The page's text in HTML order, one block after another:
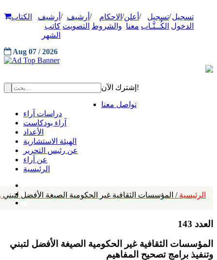
تسجيل
الدخول
/تسجيل
الكُــتَّـاب
/ أعلن
معنا
/ الاحكام
والشروط
/ أرشيف
التصويت
/ أرشيف
كاتب
الشهر
الكتاب
Aug 07 / 2026
إشترك الآن!
تواصل معنا
دراسات آراء
آراء بودكاست
الأعداد
الهيئة الاستشارية
عن رئيس التحرير
عن آراء
الرئيسية
الرئيسية / المؤسسات الثقافية غير الحكومية الصيغة الأفضل لتبني
العدد 143
المؤسسات الثقافية غير الحكومية الصيغة الأفضل لتبني
وتنفيذ برامج تصحيح المفاهيم